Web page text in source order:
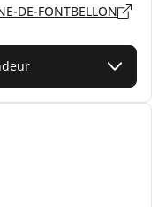
DE-FONTBELLON